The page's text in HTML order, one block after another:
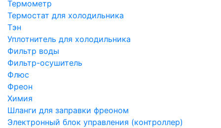
Термометр
Термостат для холодильника
Тэн
Уплотнитель для холодильника
Фильтр воды
Фильтр-осушитель
Флюс
Фреон
Химия
Шланги для заправки фреоном
Электронный блок управления (контроллер)